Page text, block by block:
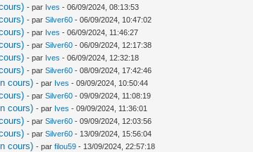
- par Ives - 06/09/2024, 08:13:53
- parSilver60 - 06/09/2024, 10:47:02
- par Ives - 06/09/2024, 11:46:27
- parSilver60 - 06/09/2024, 12:17:38
- par Ives - 06/09/2024, 12:32:18
- parSilver60 - 08/09/2024, 17:42:46
cours) - par Ives - 09/09/2024, 10:50:44
- parSilver60 - 09/09/2024, 11:08:19
cours) - par Ives - 09/09/2024, 11:36:01
- parSilver60 - 09/09/2024, 12:03:56
- parSilver60 - 13/09/2024, 15:56:04
cours) - parfilou59 - 13/09/2024, 22:57:18